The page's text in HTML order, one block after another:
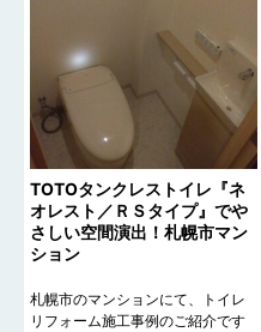
TOTOタンクレストイレ『ネ
オレスト／ＲＳタイプ』でや
さしい空間演出！札幌市マン
ション
札幌市のマンションにて、トイレ
リフォーム施工事例のご紹介です